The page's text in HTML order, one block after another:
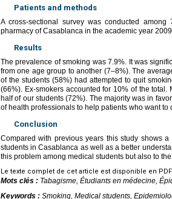
Patients and methods
A cross-sectional survey was conducted
pharmacy of Casablanca in the academic year
Results
The prevalence of smoking was 7.9%. It was
from one age group to another (7–8%). The
of the students (58%) had attempted to quit
(66%). Ex-smokers accounted for 10% of the
half of our students (72%). The majority was in
of health professionals to help patients who want to
Conclusion
Compared with previous years this study shows
students in Casablanca as well as a better
this problem among medical students but also to
Le texte complet de cet article est disponible en PDF.
Mots clés : Tabagisme, Étudiants en médecine,
Keywords : Smoking, Medical students,